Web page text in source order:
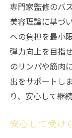
専門家監修のバ
美容理論に基づ
への負担を最小
弾力向上を目指
のリンパや筋肉
出をサポートし
り、安心して継
安心して受け